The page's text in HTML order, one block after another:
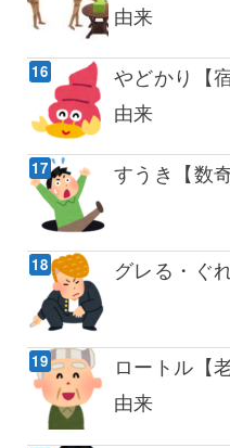
由来
やどかり【
由来
すうき【数
グレる・ぐ
ロートル【
由来